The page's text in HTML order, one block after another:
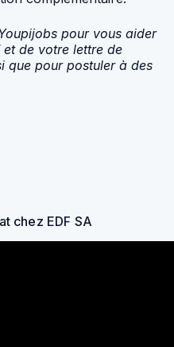
pour vous aider
de votre lettre de
que pour postuler à des
chez EDF SA